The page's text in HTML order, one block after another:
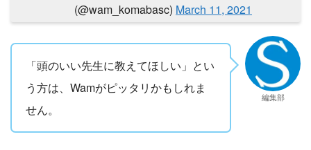
(@wam_komabasc) March 11, 2021
「頭のいい先生に教えてほしい」とい
う方は、Wamがピッタリかもしれま
せん。
編集部